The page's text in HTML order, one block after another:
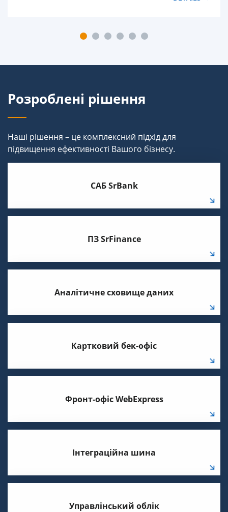
Розроблені рішення
Наші рішення – це комплексний підхід для
підвищення ефективності Вашого бізнесу.
САБ SrBank
ПЗ SrFinance
Аналітичне сховище даних
Картковий бек-офіс
Фронт-офіс WebExpress
Інтеграційна шина
Управлінський облік